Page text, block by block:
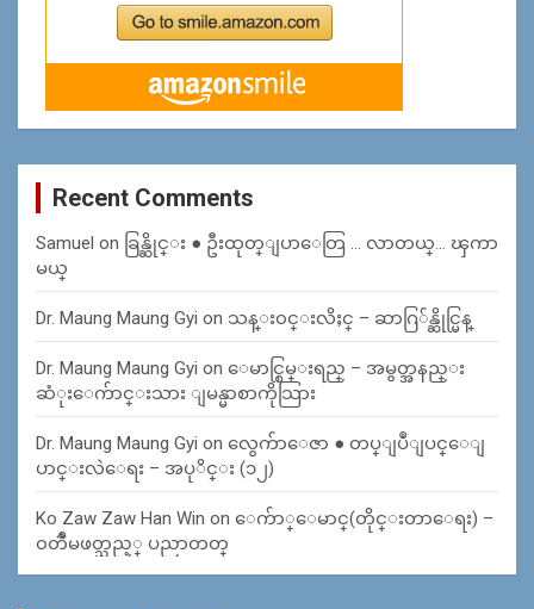
Recent Comments
Samuel on ခြန္ဆိုင္း ● ဦးထုတ္ျပာေတြ … လာတယ္… ၾကာ
မယ္
Dr. Maung Maung Gyi on သန္း၀င္းလိႈင္ – ဆာဂြ်န္ဆိုင္မြန္
Dr. Maung Maung Gyi on ေမာင္စြမ္းရည္ – အမွတ္အနည္း
ဆံုးေက်ာင္းသား ျမန္မာစာကိုသြား
Dr. Maung Maung Gyi on လွေက်ာေဇာ ● တပ္ျပဳျပင္ေျ
ပာင္းလဲေရး – အပုိင္း (၁၂)
Ko Zaw Zaw Han Win on ေက်ာ္ေမာင္(တိုင္းတာေရး) –
၀တၳဳမဖတ္သည့္ ပညာတတ္